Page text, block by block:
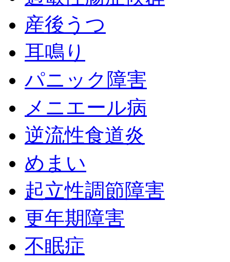
産後うつ
耳鳴り
パニック障害
メニエール病
逆流性食道炎
めまい
起立性調節障害
更年期障害
不眠症